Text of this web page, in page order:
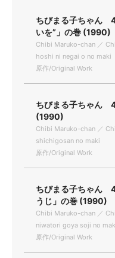
ちびまる子ちゃん
いを”」の巻 (1990)
Chibi Maruko-chan ／
hoshi ni negai o no maki
原作/Original Work
ちびまる子ちゃん
(1990)
Chibi Maruko-chan ／
shichigosan no maki
原作/Original Work
ちびまる子ちゃん
うじ」の巻 (1990)
Chibi Maruko-chan ／
niwatori goya soji no
原作/Original Work